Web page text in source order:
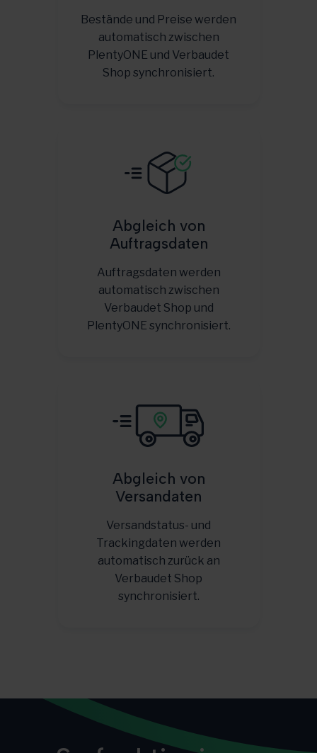
Bestände und Preise werden
automatisch zwischen
PlentyONE und Verbaudet
Shop synchronisiert.
Abgleich von
Auftragsdaten
Auftragsdaten werden
automatisch zwischen
Verbaudet Shop und
PlentyONE synchronisiert.
Abgleich von
Versandaten
Versandstatus- und
Trackingdaten werden
automatisch zurück an
Verbaudet Shop
synchronisiert.